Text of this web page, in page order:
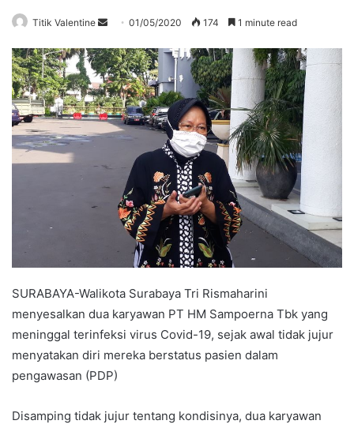
Titik Valentine
Send
email
01/05/2020 174 1 minute read
SURABAYA-Walikota Surabaya Tri Rismaharini
menyesalkan dua karyawan PT HM Sampoerna Tbk yang
meninggal terinfeksi virus Covid-19, sejak awal tidak jujur
menyatakan diri mereka berstatus pasien dalam
pengawasan (PDP)
Disamping tidak jujur tentang kondisinya, dua karyawan